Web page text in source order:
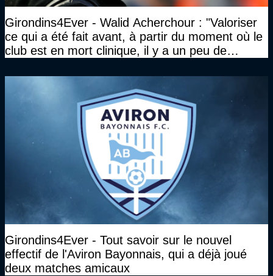
Girondins4Ever - Walid Acherchour : "Valoriser
ce qui a été fait avant, à partir du moment où le
club est en mort clinique, il y a un peu de
Girondins4Ever - Tout savoir sur le nouvel
effectif de l'Aviron Bayonnais, qui a déjà joué
deux matches amicaux